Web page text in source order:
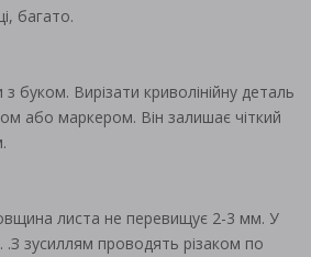
багато.
буком. Вирізати криволінійну деталь
або маркером. Він залишає чіткий
листа не перевищує 2-3 мм. У
.З зусиллям проводять різаком по